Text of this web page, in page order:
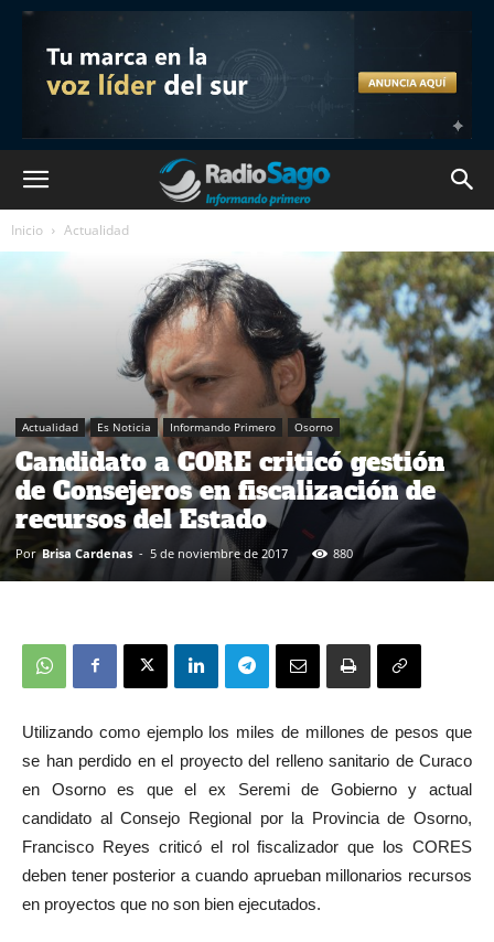
Inicio Actualidad
Actualidad Es Noticia Informando Primero Osorno
Candidato a CORE criticó gestión
de Consejeros en fiscalización de
recursos del Estado
Por Brisa Cardenas - 5 de noviembre de 2017 880
Utilizando como ejemplo los miles de millones de pesos que
se han perdido en el proyecto del relleno sanitario de Curaco
en Osorno es que el ex Seremi de Gobierno y actual
candidato al Consejo Regional por la Provincia de Osorno,
Francisco Reyes criticó el rol fiscalizador que los CORES
deben tener posterior a cuando aprueban millonarios recursos
en proyectos que no son bien ejecutados.